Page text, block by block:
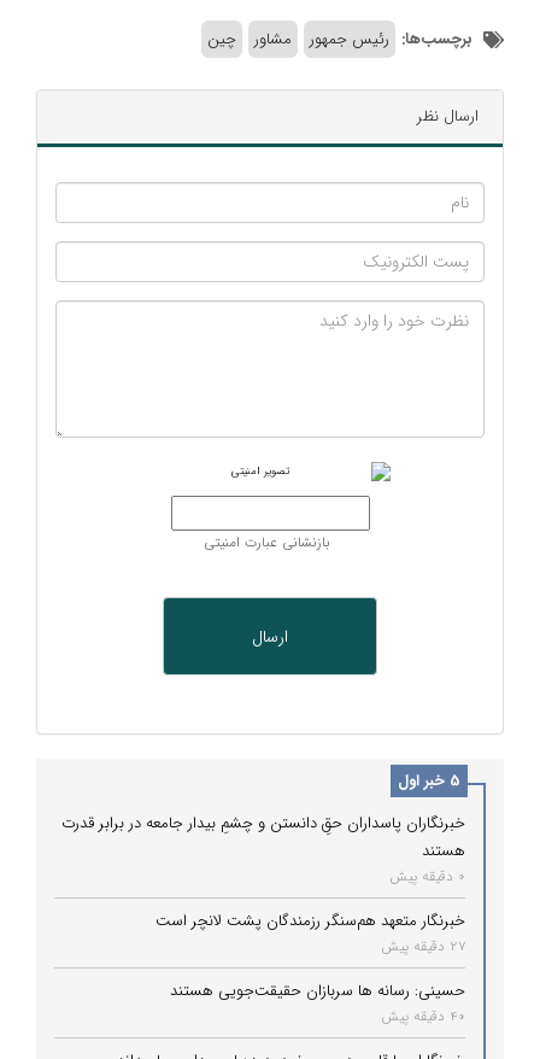
برچسب‌ها: رئیس جمهور مشاور چین
ارسال نظر
بازنشانی عبارت امنیتی
5 خبر اول
خبرنگاران پاسداران حقِ دانستن و چشمِ بیدار جامعه در برابر قدرت
هستند
0 دقیقه پیش
خبرنگار متعهد هم‌سنگر رزمندگان پشت لانچر است
27 دقیقه پیش
حسینی: رسانه ها سربازان حقیقت‌جویی هستند
40 دقیقه پیش